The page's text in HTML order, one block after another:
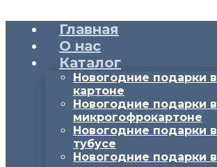
Главная
О нас
Каталог
Новогодние подарки в
картоне
Новогодние подарки в
микрогофрокартоне
Новогодние подарки в
тубусе
Новогодние подарки в